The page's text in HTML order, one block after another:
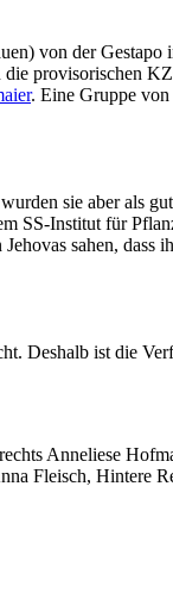
von der
provisorischen
. Eine Gruppe
sie aber als
SS-Institut für
sahen, dass
Deshalb ist die
Anneliese
Fleisch, Hintere